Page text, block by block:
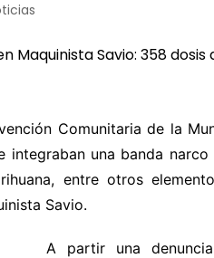
Comunitaria de la
integraban una banda
entre otros
Savio.
A partir una